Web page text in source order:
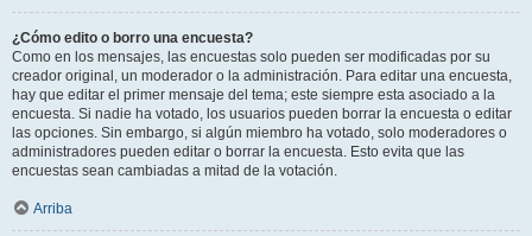
¿Cómo edito o borro una encuesta?
Como en los mensajes, las encuestas solo pueden ser modificadas por su
creador original, un moderador o la administración. Para editar una encuesta,
hay que editar el primer mensaje del tema; este siempre esta asociado a la
encuesta. Si nadie ha votado, los usuarios pueden borrar la encuesta o editar
las opciones. Sin embargo, si algún miembro ha votado, solo moderadores o
administradores pueden editar o borrar la encuesta. Esto evita que las
encuestas sean cambiadas a mitad de la votación.
Arriba